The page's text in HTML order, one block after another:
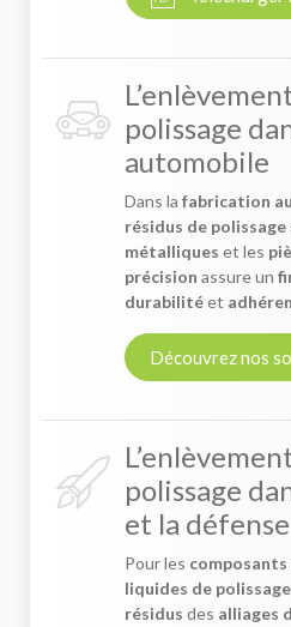
polissage
automobile
Dans la fabrication
résidus de polissage
métalliques et les
précision assure un
durabilitéet
Découvrez nos
polissage
et la défense
Pour les
liquides de
résidus des alliages